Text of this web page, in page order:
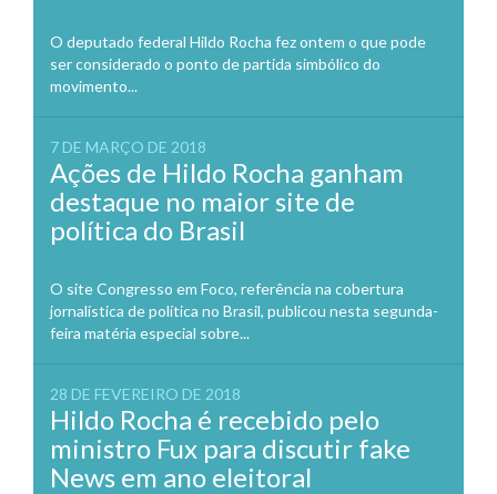
O deputado federal Hildo Rocha fez ontem o que pode
ser considerado o ponto de partida simbólico do
movimento...
7 DE MARÇO DE 2018
Ações de Hildo Rocha ganham
destaque no maior site de
política do Brasil
O site Congresso em Foco, referência na cobertura
jornalística de política no Brasil, publicou nesta segunda-
feira matéria especial sobre...
28 DE FEVEREIRO DE 2018
Hildo Rocha é recebido pelo
ministro Fux para discutir fake
News em ano eleitoral